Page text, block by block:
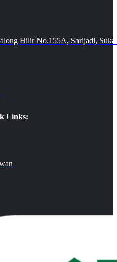
Hilir No.155A, Sarijadi,
Links: